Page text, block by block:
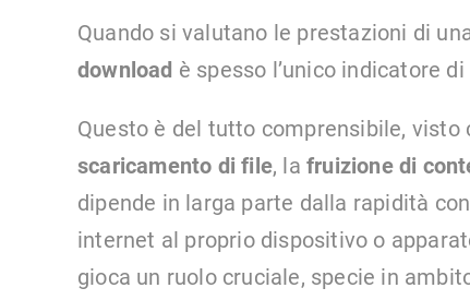
Quando si valutano le prestazioni di
download è spesso l’unico indicatore
Questo è del tutto comprensibile,
scaricamento di file, la fruizione di
dipende in larga parte dalla rapidità
internet al proprio dispositivo o
gioca un ruolo cruciale, specie in